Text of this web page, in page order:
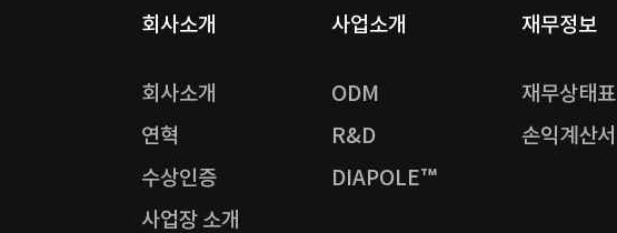
회사소개
회사소개
연혁
수상인증
사업장 소개
사업소개
ODM
R&D
DIAPOLE™
재무정보
재무상태표
손익계산서